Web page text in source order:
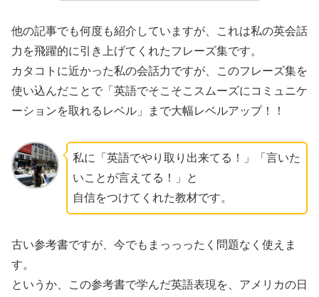
他の記事でも何度も紹介していますが、これは私の英会話
力を飛躍的に引き上げてくれたフレーズ集です。
カタコトに近かった私の会話力ですが、このフレーズ集を
使い込んだことで「英語でそこそこスムーズにコミュニケ
ーションを取れるレベル」まで大幅レベルアップ！！
私に「英語でやり取り出来てる！」「言いた
いことが言えてる！」と
自信をつけてくれた教材です。
古い参考書ですが、今でもまっっったく問題なく使えま
す。
というか、この参考書で学んだ英語表現を、アメリカの日